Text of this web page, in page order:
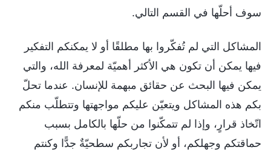
سوف أحلّها في القسم التالي.
المشاكل التي لم تُفكّروا بها مطلقًا أو لا يمكنكم التفكير
فيها يمكن أن تكون هي الأكثر أهميّة لمعرفة الله، والتي
يمكن فيها البحث عن حقائق مبهمة للإنسان. عندما تحلّ
بكم هذه المشاكل ويتعيّن عليكم مواجهتها وتتطلّب منكم
اتّخاذ قرارٍ، وإذا لم تتمكّنوا من حلّها بالكامل بسبب
حماقتكم وجهلكم، أو لأن تجاربكم سطحيّةٌ جدًّا وكنتم